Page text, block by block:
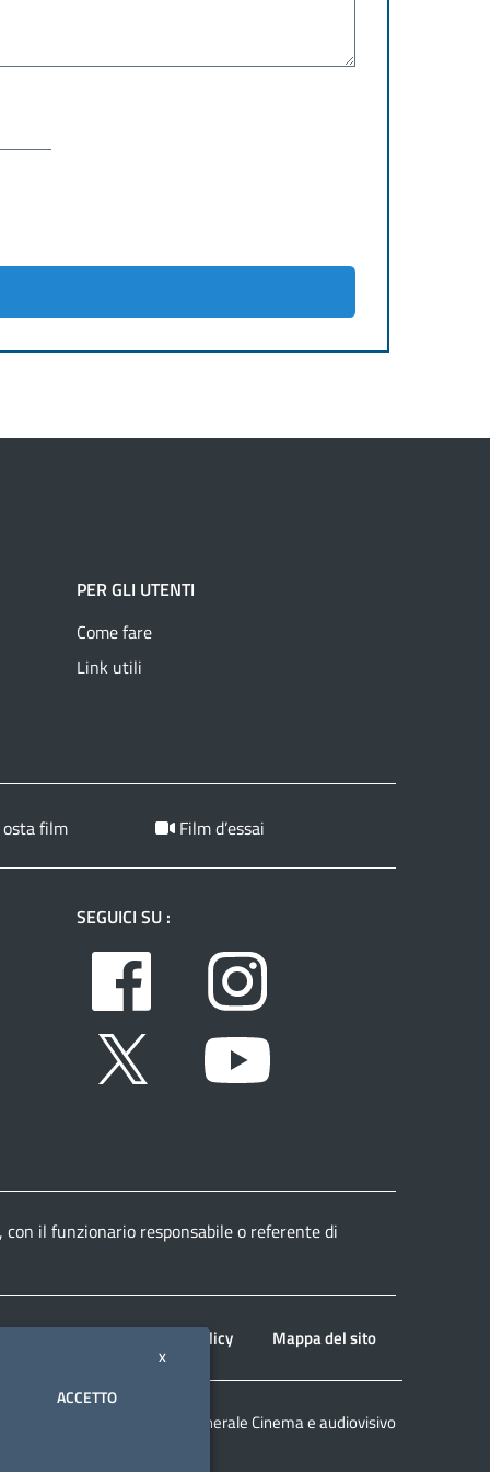
PER GLI UTENTI
Come fare
Link utili
film Film d’essai
SEGUICI SU :
Facebook
Twitter
il funzionario responsabile o referente di
Privacy policy Mappa del sito
© 2026 Direzione generale Cinema e audiovisivo
X
ACCETTO